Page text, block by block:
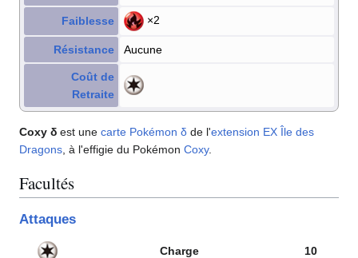
Faiblesse ×2
Résistance Aucune
Coût de
Retraite
Coxy δ est une carte Pokémon δ de l'extension EX Île des
Dragons , à l'effigie du Pokémon Coxy.
Facultés
Attaques
Charge 10